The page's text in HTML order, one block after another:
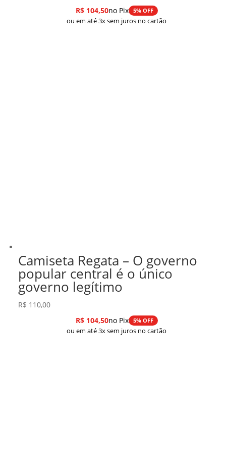
R$104,50no Pix 5% OFF
ou em até 3x sem juros no cartão
Camiseta Regata – O governo
popular central é o único
governo legítimo
R$ 110,00
R$104,50no Pix 5% OFF
ou em até 3x sem juros no cartão